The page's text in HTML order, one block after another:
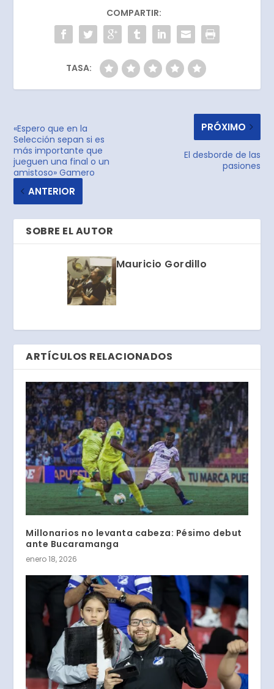
COMPARTIR:
TASA:
«Espero que en la
Selección sepan si es
más importante que
jueguen una final o un
amistoso» Gamero
ANTERIOR
PRÓXIMO
El desborde de las
pasiones
SOBRE EL AUTOR
Mauricio Gordillo
ARTÍCULOS RELACIONADOS
Millonarios no levanta cabeza: Pésimo debut
ante Bucaramanga
enero 18, 2026